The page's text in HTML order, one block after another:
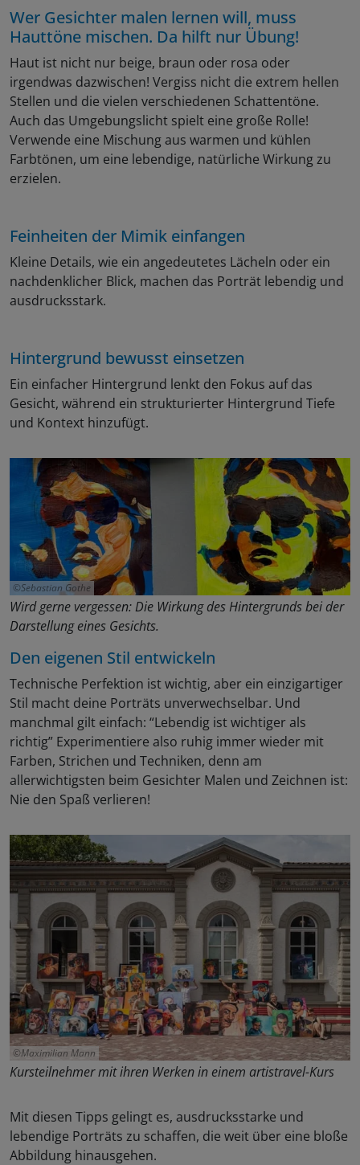
Wer Gesichter malen lernen will, muss
Hauttöne mischen. Da hilft nur Übung!
Haut ist nicht nur beige, braun oder rosa oder
irgendwas dazwischen! Vergiss nicht die extrem hellen
Stellen und die vielen verschiedenen Schattentöne.
Auch das Umgebungslicht spielt eine große Rolle!
Verwende eine Mischung aus warmen und kühlen
Farbtönen, um eine lebendige, natürliche Wirkung zu
erzielen.
Feinheiten der Mimik einfangen
Kleine Details, wie ein angedeutetes Lächeln oder ein
nachdenklicher Blick, machen das Porträt lebendig und
ausdrucksstark.
Hintergrund bewusst einsetzen
Ein einfacher Hintergrund lenkt den Fokus auf das
Gesicht, während ein strukturierter Hintergrund Tiefe
und Kontext hinzufügt.
Sebastian Gothe
Wird gerne vergessen: Die Wirkung des Hintergrunds bei der
Darstellung eines Gesichts.
Den eigenen Stil entwickeln
Technische Perfektion ist wichtig, aber ein einzigartiger
Stil macht deine Porträts unverwechselbar. Und
manchmal gilt einfach: “Lebendig ist wichtiger als
richtig” Experimentiere also ruhig immer wieder mit
Farben, Strichen und Techniken, denn am
allerwichtigsten beim Gesichter Malen und Zeichnen ist:
Nie den Spaß verlieren!
Maximilian Mann
Kursteilnehmer mit ihren Werken in einem artistravel-Kurs
Mit diesen Tipps gelingt es, ausdrucksstarke und
lebendige Porträts zu schaffen, die weit über eine bloße
Abbildung hinausgehen.